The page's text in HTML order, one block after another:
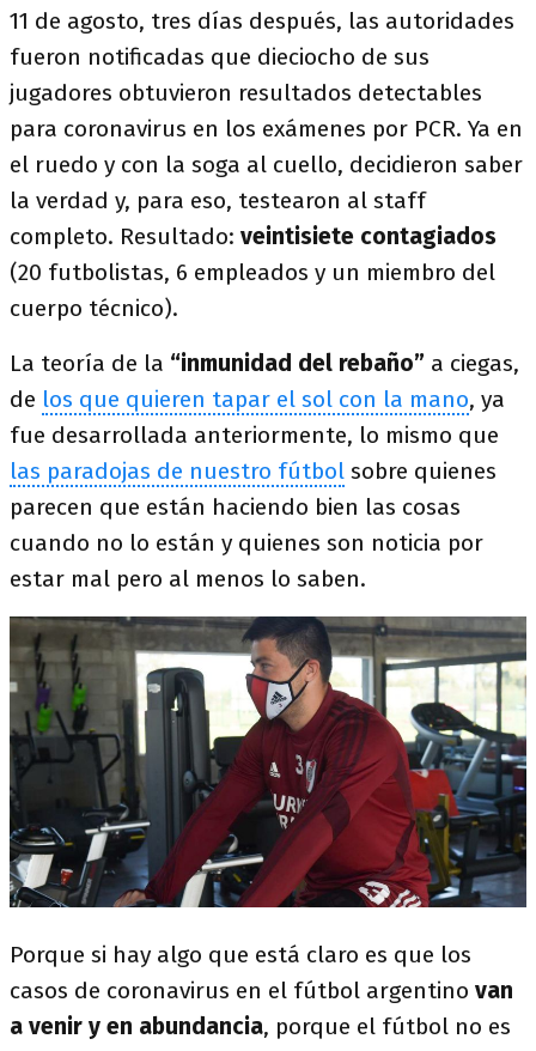
11 de agosto, tres días después, las autoridades
fueron notificadas que dieciocho de sus
jugadores obtuvieron resultados detectables
para coronavirus en los exámenes por PCR. Ya en
el ruedo y con la soga al cuello, decidieron saber
la verdad y, para eso, testearon al staff
completo. Resultado: veintisiete contagiados
(20 futbolistas, 6 empleados y un miembro del
cuerpo técnico).
La teoría de la “inmunidad del rebaño” a ciegas,
de los que quieren tapar el sol con la mano, ya
fue desarrollada anteriormente, lo mismo que
las paradojas de nuestro fútbol sobre quienes
parecen que están haciendo bien las cosas
cuando no lo están y quienes son noticia por
estar mal pero al menos lo saben.
Porque si hay algo que está claro es que los
casos de coronavirus en el fútbol argentino van
a venir y en abundancia, porque el fútbol no es